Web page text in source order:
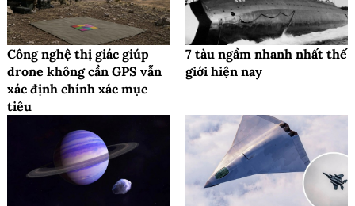
Công nghệ thị giác giúp
drone không cần GPS vẫn
xác định chính xác mục
tiêu
7 tàu ngầm nhanh nhất thế
giới hiện nay